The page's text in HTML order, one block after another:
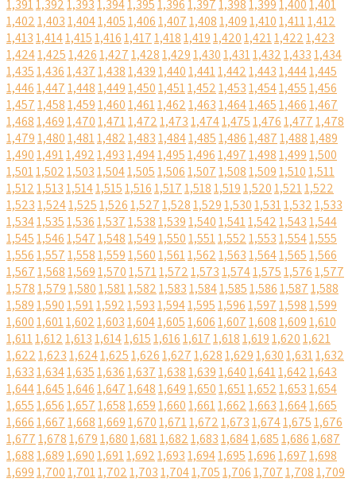
1,3911,3921,3931,3941,3951,3961,3971,3981,3991,4001,401
1,4021,4031,4041,4051,4061,4071,4081,4091,4101,4111,412
1,4131,4141,4151,4161,4171,4181,4191,4201,4211,4221,423
1,4241,4251,4261,4271,4281,4291,4301,4311,4321,4331,434
1,4351,4361,4371,4381,4391,4401,4411,4421,4431,4441,445
1,4461,4471,4481,4491,4501,4511,4521,4531,4541,4551,456
1,4571,4581,4591,4601,4611,4621,4631,4641,4651,4661,467
1,4681,4691,4701,4711,4721,4731,4741,4751,4761,4771,478
1,4791,4801,4811,4821,4831,4841,4851,4861,4871,4881,489
1,4901,4911,4921,4931,4941,4951,4961,4971,4981,4991,500
1,5011,5021,5031,5041,5051,5061,5071,5081,5091,5101,511
1,5121,5131,5141,5151,5161,5171,5181,5191,5201,5211,522
1,5231,5241,5251,5261,5271,5281,5291,5301,5311,5321,533
1,5341,5351,5361,5371,5381,5391,5401,5411,5421,5431,544
1,5451,5461,5471,5481,5491,5501,5511,5521,5531,5541,555
1,5561,5571,5581,5591,5601,5611,5621,5631,5641,5651,566
1,5671,5681,5691,5701,5711,5721,5731,5741,5751,5761,577
1,5781,5791,5801,5811,5821,5831,5841,5851,5861,5871,588
1,5891,5901,5911,5921,5931,5941,5951,5961,5971,5981,599
1,6001,6011,6021,6031,6041,6051,6061,6071,6081,6091,610
1,6111,6121,6131,6141,6151,6161,6171,6181,6191,6201,621
1,6221,6231,6241,6251,6261,6271,6281,6291,6301,6311,632
1,6331,6341,6351,6361,6371,6381,6391,6401,6411,6421,643
1,6441,6451,6461,6471,6481,6491,6501,6511,6521,6531,654
1,6551,6561,6571,6581,6591,6601,6611,6621,6631,6641,665
1,6661,6671,6681,6691,6701,6711,6721,6731,6741,6751,676
1,6771,6781,6791,6801,6811,6821,6831,6841,6851,6861,687
1,6881,6891,6901,6911,6921,6931,6941,6951,6961,6971,698
1,6991,7001,7011,7021,7031,7041,7051,7061,7071,7081,709